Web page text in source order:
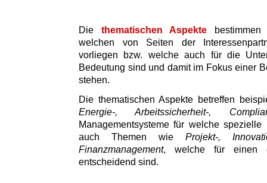
Die thematischen Aspekte bestimmen
welchen von Seiten der
vorliegen bzw. welche auch für die
Bedeutung sind und damit im Fokus einer
stehen.
Die thematischen Aspekte betreffen
Energie-, Arbeitssicherheit-,
Managementsysteme für welche
auch Themen wie Projekt-,
Finanzmanagement, welche für einen
entscheidend sind.